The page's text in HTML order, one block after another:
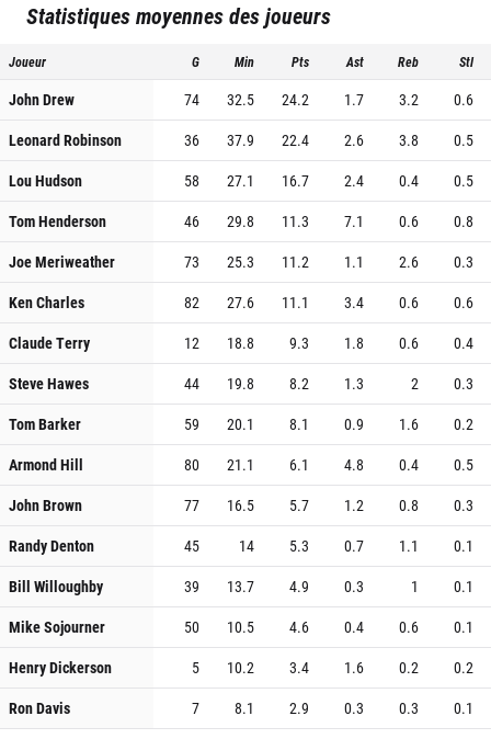
Statistiques moyennes des joueurs
Joueur G Min Pts Ast Reb Stl
John Drew 74 32.5 24.2 1.7 3.2
0.6
Leonard Robinson
36 37.9 22.4 2.6 3.8
0.5
Lou Hudson
58 27.1 16.7 2.4 0.4
0.5
Tom Henderson
46 29.8 11.3 7.1 0.6
0.8
Joe Meriweather
73 25.3 11.2 1.1 2.6
0.3
Ken Charles
82 27.6 11.1 3.4 0.6
0.6
Claude Terry
12 18.8 9.3 1.8 0.6
0.4
Steve Hawes
44 19.8 8.2 1.3 2
0.3
Tom Barker
59 20.1 8.1 0.9 1.6
0.2
Armond Hill
80 21.1 6.1 4.8 0.4
0.5
John Brown
77 16.5 5.7 1.2 0.8
0.3
Randy Denton
45 14 5.3 0.7 1.1
0.1
Bill Willoughby
39 13.7 4.9 0.3 1
0.1
Mike Sojourner
50 10.5 4.6 0.4 0.6
0.1
Henry Dickerson
5 10.2 3.4 1.6 0.2
0.2
Ron Davis
7 8.1 2.9 0.3 0.3 0.1